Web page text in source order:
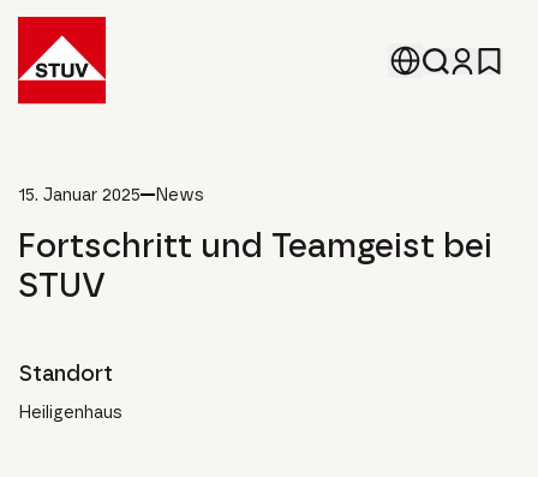
Go To the Homepage
15. Januar 2025 News
Fortschritt und Teamgeist bei
STUV
Standort
Heiligenhaus